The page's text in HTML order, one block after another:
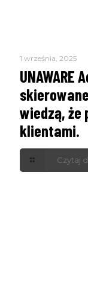
1 września, 2025
wiedzą, że
klientami.
Czytaj